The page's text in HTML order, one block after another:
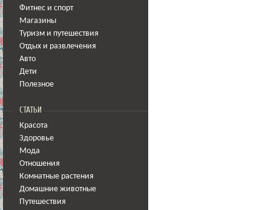
Фитнес и спорт
Магазины
Туризм и путешествия
Отдых и развлечения
Авто
Дети
Полезное
СТАТЬИ
Красота
Здоровье
Мода
Отношения
Комнатные растения
Домашние животные
Путешествия